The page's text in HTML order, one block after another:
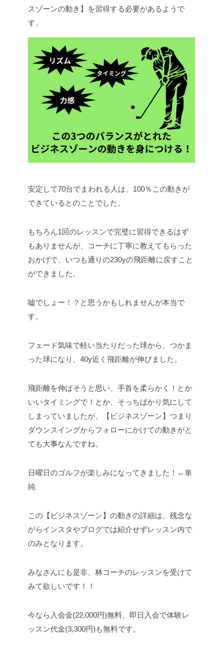
スゾーンの動き】を習得する必要があるようで
す。
安定して70台でまわれる人は、100％この動きが
できているとのことでした。
もちろん1回のレッスンで完璧に習得できるはず
もありませんが、コーチに丁寧に教えてもらった
おかげで、いつも通りの230yの飛距離に戻すこと
ができました。
嘘でしょー！？と思うかもしれませんが本当で
す。
フェード気味で軽い当たりだった球から、つかま
った球になり、40y近く飛距離が伸びました。
飛距離を伸ばそうと思い、手首を柔らかく！とか
いいタイミングで！とか、そっちばかり気にして
しまっていましたが、【ビジネスゾーン】つまり
ダウンスイングからフォローにかけての動きがと
ても大事なんですね。
日曜日のゴルフが楽しみになってきました！←単
純
この【ビジネスゾーン】の動きの詳細は、残念な
がらインスタやブログでは紹介せずレッスン内で
のみとなります。
みなさんにも是非、林コーチのレッスンを受けて
みて欲しいです！！
今なら入会金(22,000円)無料、即日入会で体験レ
ッスン代金(3,300円)も無料です。